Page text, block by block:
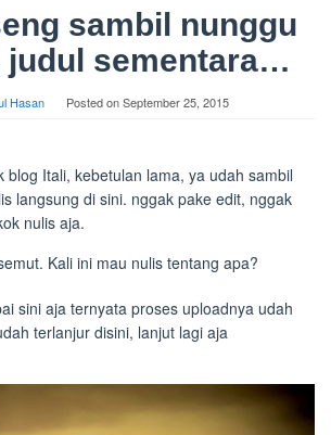
sambil nunggu
judul sementara…
Hasan Posted onSeptember 25, 2015
blog Itali, kebetulan lama, ya udah sambil
langsung di sini. nggak pake edit, nggak
nulis aja.
Kali ini mau nulis tentang apa?
sini aja ternyata proses uploadnya udah
terlanjur disini, lanjut lagi aja